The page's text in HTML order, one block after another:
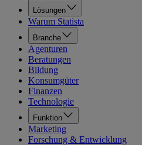
Lösungen
Warum Statista
Branche
Agenturen
Beratungen
Bildung
Konsumgüter
Finanzen
Technologie
Funktion
Marketing
Forschung & Entwicklung